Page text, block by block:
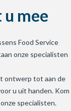
mee
Food Service
onze specialisten
ontwerp tot aan de
u uit handen. Kom
specialisten.